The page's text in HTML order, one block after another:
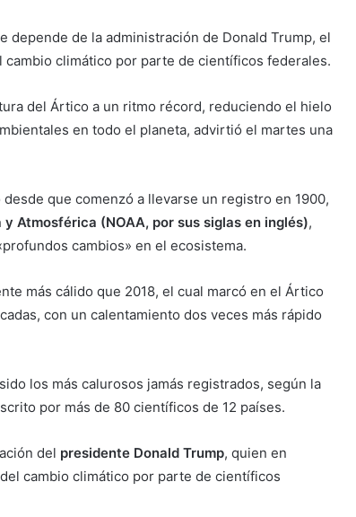
depende de la administración de Donald Trump, el
climático por parte de científicos federales.
del Ártico a un ritmo récord, reduciendo el hielo
en todo el planeta, advirtió el martes una
que comenzó a llevarse un registro en 1900,
Atmosférica (NOAA, por sus siglas en inglés),
cambios» en el ecosistema.
más cálido que 2018, el cual marcó en el Ártico
con un calentamiento dos veces más rápido
los más calurosos jamás registrados, según la
por más de 80 científicos de 12 países.
del presidente Donald Trump, quien en
cambio climático por parte de científicos